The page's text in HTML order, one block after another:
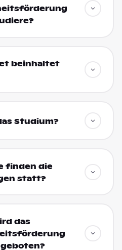
beinhaltet
Studium?
finden die
statt?
das